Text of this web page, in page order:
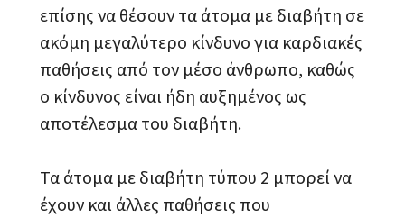
επίσης να θέσουν τα άτομα με διαβήτη σε
ακόμη μεγαλύτερο κίνδυνο για καρδιακές
παθήσεις από τον μέσο άνθρωπο, καθώς
ο κίνδυνος είναι ήδη αυξημένος ως
αποτέλεσμα του διαβήτη.
Τα άτομα με διαβήτη τύπου 2 μπορεί να
έχουν και άλλες παθήσεις που